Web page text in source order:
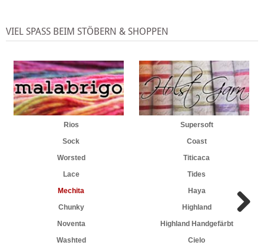
VIEL SPASS BEIM STÖBERN & SHOPPEN
Rios
Sock
Worsted
Lace
Mechita
Chunky
Noventa
Washted
Supersoft
Coast
Titicaca
Tides
Haya
Highland
Highland Handgefärbt
Cielo